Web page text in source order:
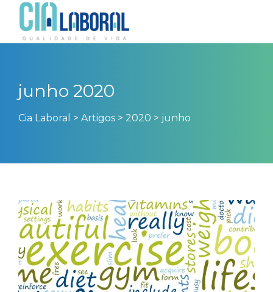
junho 2020
Cia Laboral > Artigos > 2020 > junho